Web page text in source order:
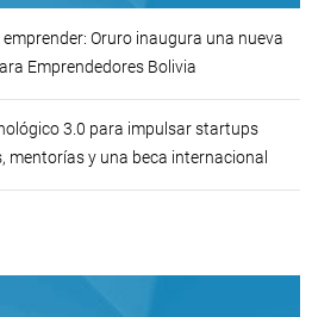
Oruro inaugura una nueva
Emprendedores Bolivia
3.0 para impulsar startups
mentorías y una beca internacional